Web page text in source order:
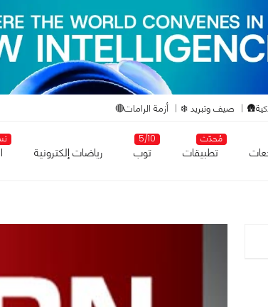
صيف وتبريد ❄️ أزمة الرامات🔴
مُحدّث
تطبيقات
5/10
توب رياضات إلكترونية